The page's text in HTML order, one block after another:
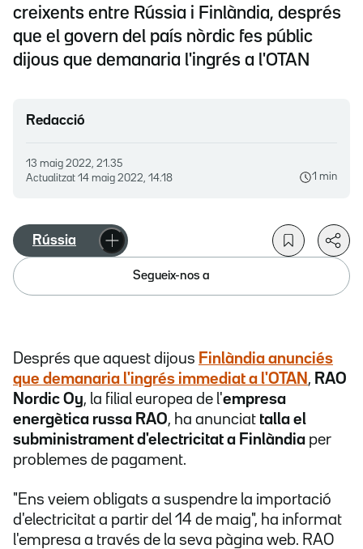
creixents entre Rússia i Finlàndia, després
que el govern del país nòrdic fes públic
dijous que demanaria l'ingrés a l'OTAN
Redacció
13 maig 2022, 21.35
Actualitzat 14 maig 2022, 14.18 1 min
Rússia
Segueix-nos a
Després que aquest dijous Finlàndia anunciés
que demanaria l'ingrés immediat a l'OTAN , RAO
Nordic Oy, la filial europea de l'empresa
energètica russa RAO, ha anunciat talla el
subministrament d'electricitat a Finlàndia per
problemes de pagament.
"Ens veiem obligats a suspendre la importació
d'electricitat a partir del 14 de maig", ha informat
l'empresa a través de la seva pàgina web. RAO